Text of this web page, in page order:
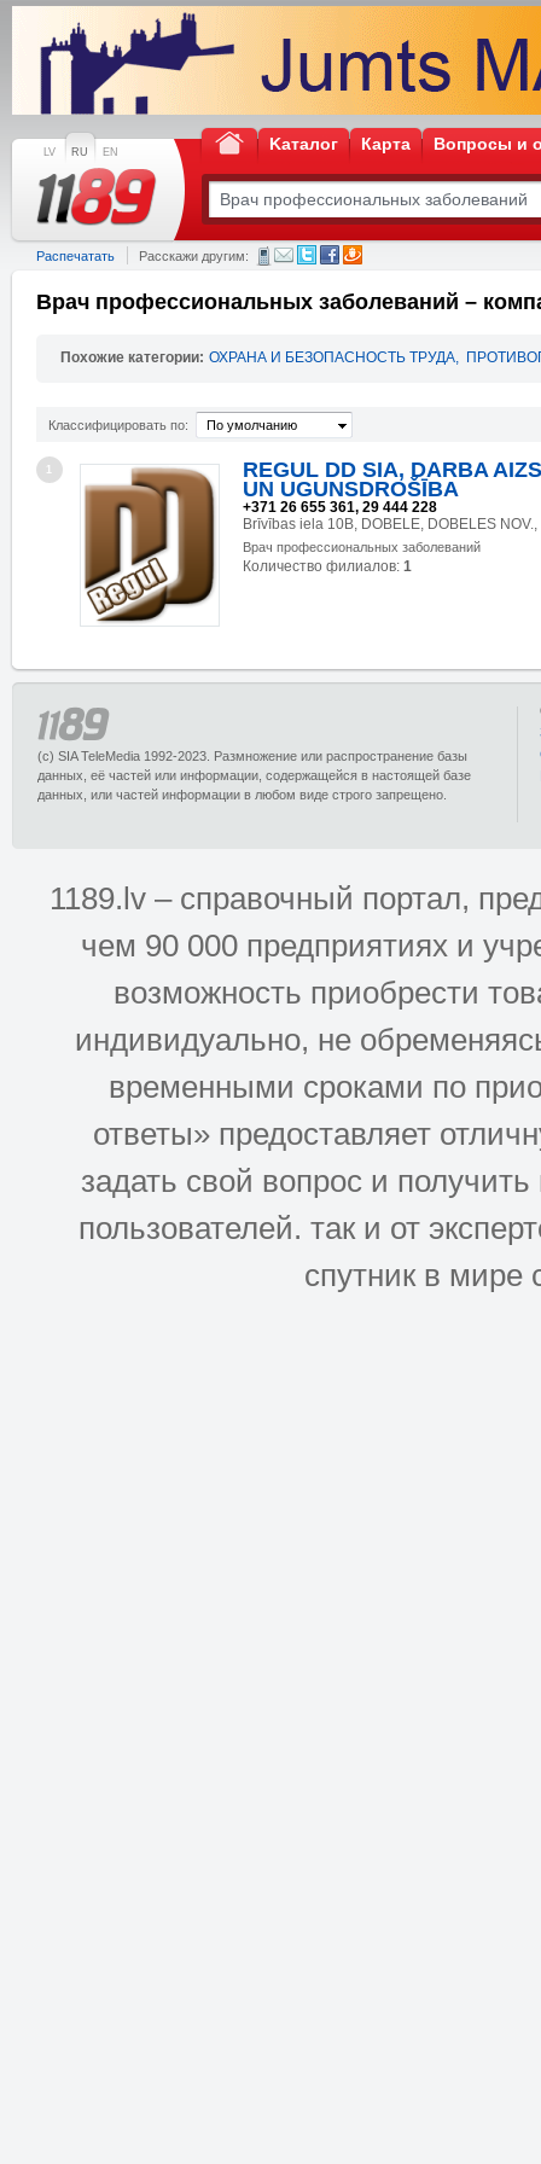
LV RU EN Kаталог Карта Вопросы и
Распечатать Расскажи другим:
Врач профессиональных заболеваний –
Похожие категории: ОХРАНА И БЕЗОПАСНОСТЬ ТРУДА,
Классифицировать по: По умолчанию
1
REGUL DD SIA, DARBA
UN UGUNSDROŠĪBA
+371 26 655 361, 29 444 228
Brīvības iela 10B, DOBELE, DOBELES NOV.,
Врач профессиональных заболеваний
Количество филиалов: 1
(c) SIA TeleMedia 1992-2023. Размножение или распространение базы
данных, её частей или информации, содержащейся в настоящей базе
данных, или частей информации в любом виде строго запрещено.
1189.lv – справочный портал,
чем 90 000 предприятиях и
возможность приобрести
индивидуально, не
временными сроками по
ответы» предоставляет
задать свой вопрос и
пользователей. так и от
спутник в